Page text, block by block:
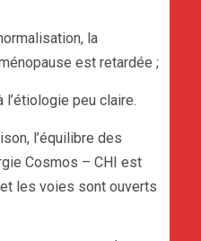
la
est retardée ;
peu claire.
l’équilibre des
Cosmos – CHI est
les voies sont ouverts